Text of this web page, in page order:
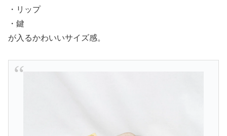
・リップ
・鍵
が入るかわいいサイズ感。